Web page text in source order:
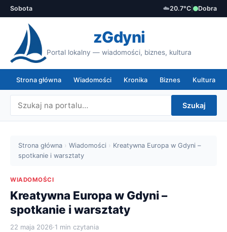
Sobota ☁️20.7°C Dobra
zGdyni
Portal lokalny — wiadomości, biznes, kultura
Strona główna Wiadomości Kronika Biznes Kultura
Szukaj
Strona główna › Wiadomości › Kreatywna Europa w Gdyni –
spotkanie i warsztaty
WIADOMOŚCI
Kreatywna Europa w Gdyni –
spotkanie i warsztaty
22 maja 2026·1 min czytania